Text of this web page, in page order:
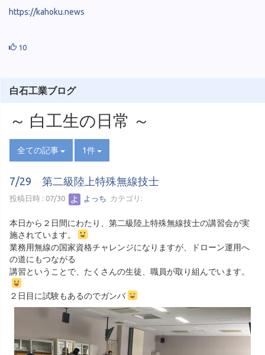
https://kahoku.news
10
白石工業ブログ
～ 白工生の日常 ～
全ての記事 1件
7/29 第二級陸上特殊無線技士
投稿日時 : 07/30 よっち カテゴリ:
本日から２日間にわたり、第二級陸上特殊無線技士の講習会が実
施されています。
業務用無線の国家資格チャレンジになりますが、ドローン運用へ
の道にもつながる
講習ということで、たくさんの生徒、職員が取り組んでいます。
２日目に試験もあるのでガンバ